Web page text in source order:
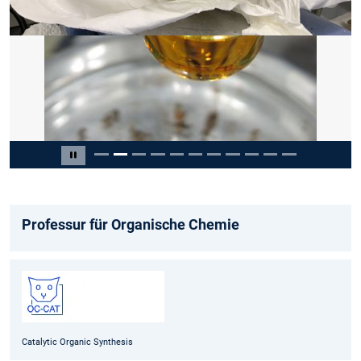
Pause carousel
Slide 2 of 11
Professur für Organische Chemie
Catalytic Organic Synthesis